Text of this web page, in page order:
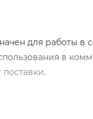
для работы в
в